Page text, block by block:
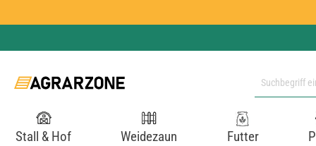
Stall & Hof Weidezaun Futter